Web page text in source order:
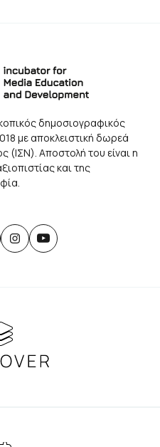
δημοσιογραφικός
με αποκλειστική δωρεά
(ΙΣΝ). Αποστολή του είναι η
και της